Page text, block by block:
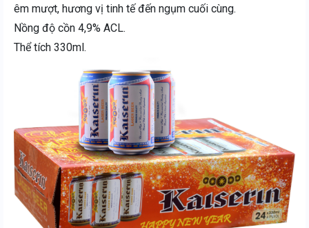
êm mượt, hương vị tinh tế đến ngụm cuối cùng.
Nồng độ cồn 4,9% ACL.
Thể tích 330ml.